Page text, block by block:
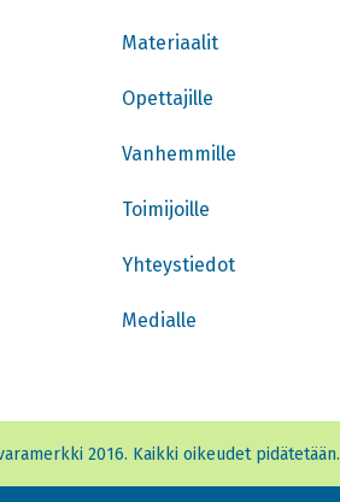
Materiaalit
Opettajille
Vanhemmille
Toimijoille
Yhteystiedot
Medialle
2016. Kaikki oikeudet pidätetään.